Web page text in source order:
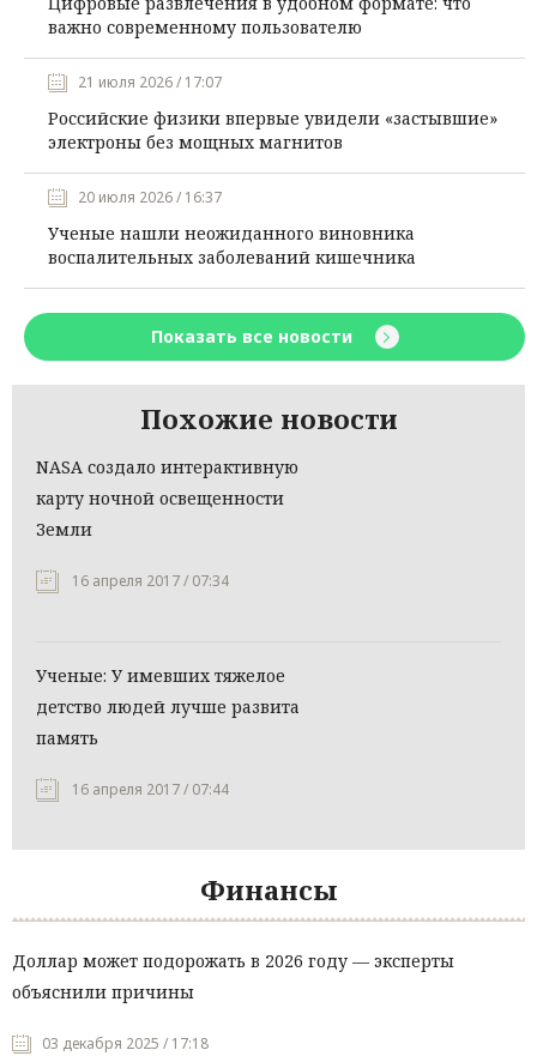
важно современному пользователю
21 июля 2026 / 17:07
Российские физики впервые увидели «застывшие»
электроны без мощных магнитов
20 июля 2026 / 16:37
Ученые нашли неожиданного виновника
воспалительных заболеваний кишечника
Показать все новости
Похожие новости
NASA создало интерактивную
карту ночной освещенности
Земли
16 апреля 2017 / 07:34
Ученые: У имевших тяжелое
детство людей лучше развита
память
16 апреля 2017 / 07:44
Финансы
Доллар может подорожать в 2026 году — эксперты
объяснили причины
03 декабря 2025 / 17:18